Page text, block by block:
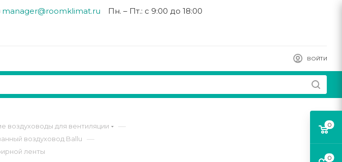
manager@roomklimat.ru Пн. – Пт.: с 9:00 до 18:00
ВОЙТИ
воздуховоды для вентиляции —
воздуховод Ballu —
ленты
0
0